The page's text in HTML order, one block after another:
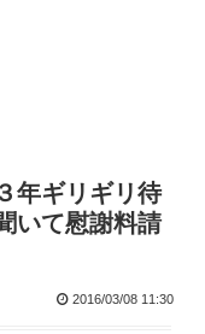
年ギリギリ待
いて慰謝料請
2016/03/08 11:30